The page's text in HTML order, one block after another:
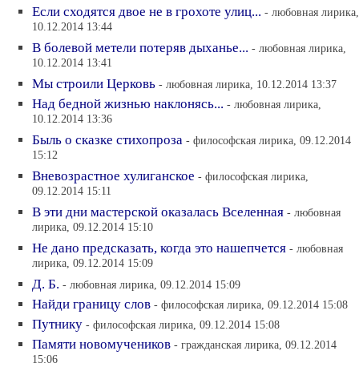
Если сходятся двое не в грохоте улиц... - любовная лирика,
10.12.2014 13:44
В болевой метели потеряв дыханье... - любовная лирика,
10.12.2014 13:41
Мы строили Церковь - любовная лирика, 10.12.2014 13:37
Над бедной жизнью наклонясь... - любовная лирика,
10.12.2014 13:36
Быль о сказке стихопроза - философская лирика, 09.12.2014
15:12
Вневозрастное хулиганское - философская лирика,
09.12.2014 15:11
В эти дни мастерской оказалась Вселенная - любовная
лирика, 09.12.2014 15:10
Не дано предсказать, когда это нашепчется - любовная
лирика, 09.12.2014 15:09
Д. Б. - любовная лирика, 09.12.2014 15:09
Найди границу слов - философская лирика, 09.12.2014 15:08
Путнику - философская лирика, 09.12.2014 15:08
Памяти новомучеников - гражданская лирика, 09.12.2014
15:06